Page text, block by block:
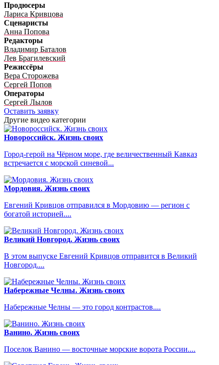
Продюсеры
Лариса Кривцова
Сценаристы
Анна Попова
Редакторы
Владимир Баталов
Лев Брагилевский
Режиссёры
Вера Сторожева
Сергей Попов
Операторы
Сергей Лылов
Оставить заявку
Другие видео категории
Новороссийск. Жизнь своих
Город-герой на Чёрном море, где величественный Кавказ
встречается с морской синевой...
Мордовия. Жизнь своих
Евгений Кривцов отправился в Мордовию — регион с
богатой историей....
Великий Новгород. Жизнь своих
В этом выпуске Евгений Кривцов отправится в Великий
Новгород....
Набережные Челны. Жизнь своих
Набережные Челны — это город контрастов....
Ванино. Жизнь своих
Поселок Ванино — восточные морские ворота России....